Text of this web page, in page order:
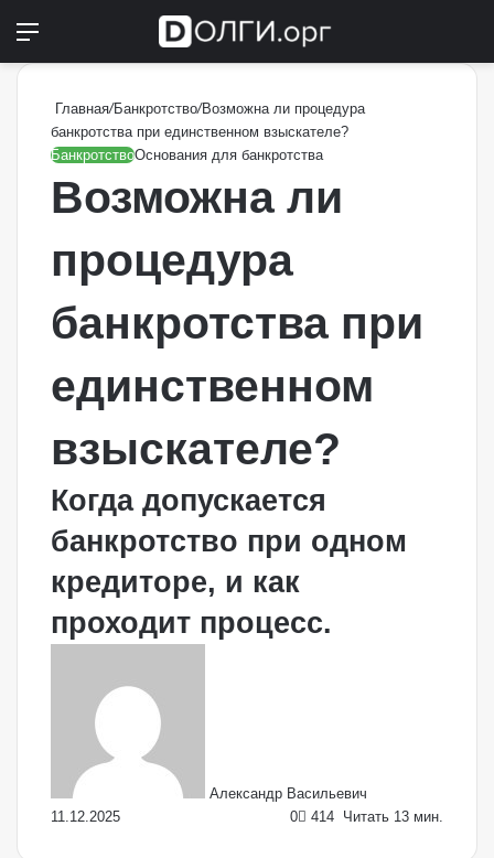
Меню
Главная/Банкротство/Возможна ли процедура
банкротства при единственном взыскателе?
БанкротствоОснования для банкротства
Возможна ли
процедура
банкротства при
единственном
взыскателе?
Когда допускается
банкротство при одном
кредиторе, и как
проходит процесс.
Александр Васильевич
11.12.2025 0 414 Читать 13 мин.